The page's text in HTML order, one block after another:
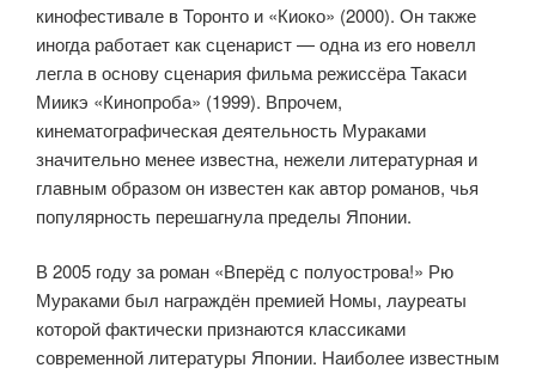
кинофестивале в Торонто и «Киоко» (2000). Он также
иногда работает как сценарист — одна из его новелл
легла в основу сценария фильма режиссёра Такаси
Миикэ «Кинопроба» (1999). Впрочем,
кинематографическая деятельность Мураками
значительно менее известна, нежели литературная и
главным образом он известен как автор романов, чья
популярность перешагнула пределы Японии.
В 2005 году за роман «Вперёд с полуострова!» Рю
Мураками был награждён премией Номы, лауреаты
которой фактически признаются классиками
современной литературы Японии. Наиболее известным